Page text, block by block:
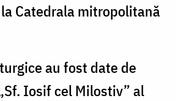
Catedrala mitropolitană
au fost date de
Iosif cel Milostiv” al